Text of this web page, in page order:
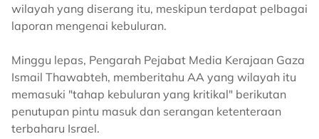
wilayah yang diserang itu, meskipun terdapat pelbagai
laporan mengenai kebuluran.
Minggu lepas, Pengarah Pejabat Media Kerajaan Gaza
Ismail Thawabteh, memberitahu AA yang wilayah itu
memasuki "tahap kebuluran yang kritikal" berikutan
penutupan pintu masuk dan serangan ketenteraan
terbaharu Israel.